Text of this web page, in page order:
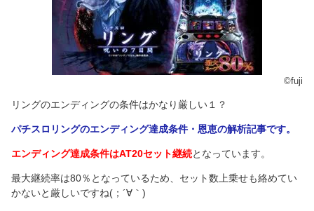
©fuji
リングのエンディングの条件はかなり厳しい１？
パチスロリングのエンディング達成条件・恩恵の解析記事です。
エンディング達成条件はAT20セット継続となっています。
最大継続率は80％となっているため、セット数上乗せも絡めてい
かないと厳しいですね(；´∀｀)